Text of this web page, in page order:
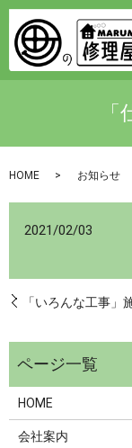
HOME お知らせ
2021/02/03
「いろんな工事」
HOME
会社案内